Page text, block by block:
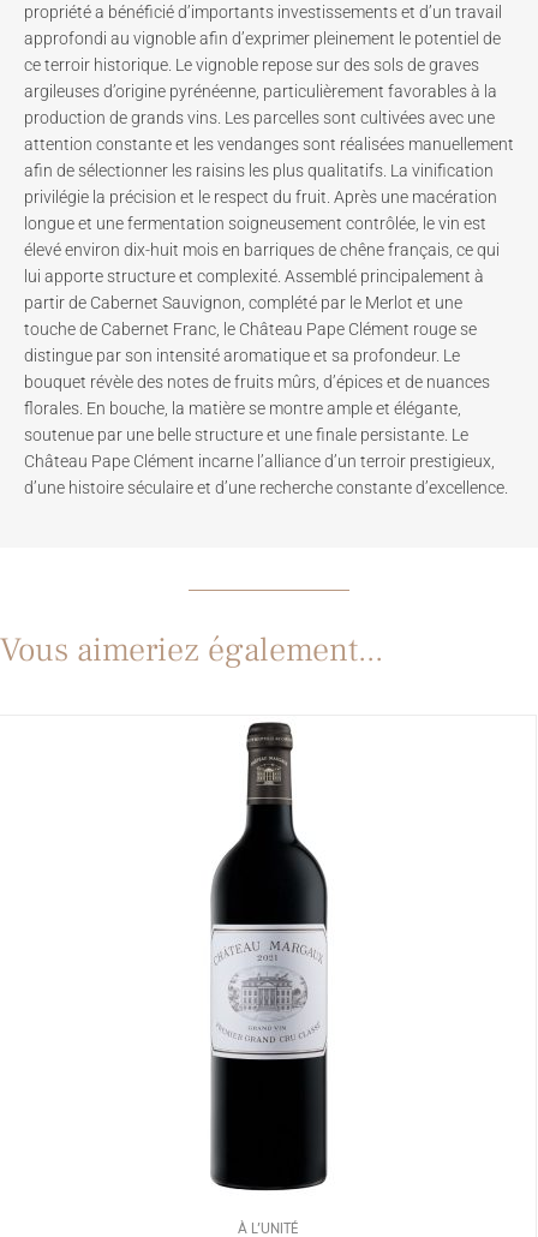
propriété a bénéficié d’importants investissements et d’un travail
approfondi au vignoble afin d’exprimer pleinement le potentiel de
ce terroir historique. Le vignoble repose sur des sols de graves
argileuses d’origine pyrénéenne, particulièrement favorables à la
production de grands vins. Les parcelles sont cultivées avec une
attention constante et les vendanges sont réalisées manuellement
afin de sélectionner les raisins les plus qualitatifs. La vinification
privilégie la précision et le respect du fruit. Après une macération
longue et une fermentation soigneusement contrôlée, le vin est
élevé environ dix-huit mois en barriques de chêne français, ce qui
lui apporte structure et complexité. Assemblé principalement à
partir de Cabernet Sauvignon, complété par le Merlot et une
touche de Cabernet Franc, le Château Pape Clément rouge se
distingue par son intensité aromatique et sa profondeur. Le
bouquet révèle des notes de fruits mûrs, d’épices et de nuances
florales. En bouche, la matière se montre ample et élégante,
soutenue par une belle structure et une finale persistante. Le
Château Pape Clément incarne l’alliance d’un terroir prestigieux,
d’une histoire séculaire et d’une recherche constante d’excellence.
Vous aimeriez également...
À L’UNITÉ